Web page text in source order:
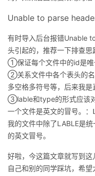
Unable to parse
有时导入后台报错Unable
头引起的，推荐一下排查思
①保证每个文件中的id是唯
②关系文件中各个表头的名
多空格多符号等，后来我是
③lable和type的形式应该
一个文件是英文的冒号。
：
我的文件中除了LABLE是
的英文冒号。
好啦，今这篇文章就写到
自己和别的同学踩坑，希